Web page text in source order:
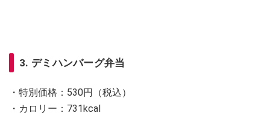
3. デミハンバーグ弁当
・特別価格：530円（税込）
・カロリー：731kcal